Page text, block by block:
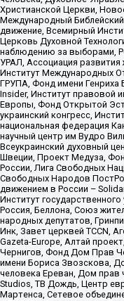
Христианской Церкви,
Международный
движение, Всемирный
Церковь Духовной
наблюдению за выборами,
УРАЛ, Ассоциация
Институт Международных
ГРУПА, Фонд имени Генриха
Insider, Институт правовой
Европы, Фонд Открытой
украинский конгресс,
национальная федерация
научный центр им Вудро
Всеукраинский духовный
Швеции, Проект Медуза,
России, Лига Свободных
Свободных Народов
движением в России –
Институт
Россия, Беллона, Союз
народных депутатов,
Инк, Завет церквей TCCN,
Gazeta-Europe, Алтай
Чернигов, Фонд Дом Прав
имени Бориса Звозскова,
человека Ереван, Дом прав
Studios, ТВ Дождь, Центр
Мартенса, Сетевое